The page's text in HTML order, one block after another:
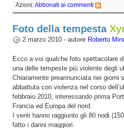
Azioni:Abbonati ai commenti
Foto della tempesta
2 marzo 2010 - autore Roberto
Ecco a voi qualche foto spettacolare
una delle tempeste più violente degli
Chiaramente preannunciata nei giorni
abbattuta con violenza nel corso
febbraio 2010, interessando prima
Francia ed Europa del nord.
I venti hanno raggiunto gli 80 nodi
fatto i danni maggiori.